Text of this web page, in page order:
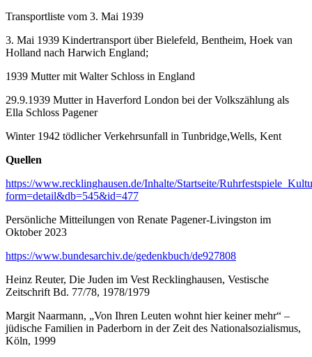
Transportliste vom 3. Mai 1939
3. Mai 1939 Kindertransport über Bielefeld, Bentheim, Hoek van
Holland nach Harwich England;
1939 Mutter mit Walter Schloss in England
29.9.1939 Mutter in Haverford London bei der Volkszählung als
Ella Schloss Pagener
Winter 1942 tödlicher Verkehrsunfall in Tunbridge,Wells, Kent
Quellen
https://www.recklinghausen.de/Inhalte/Startseite/
form=detail&db=545&id=477
Persönliche Mitteilungen von Renate Pagener-Livingston im
Oktober 2023
https://www.bundesarchiv.de/gedenkbuch/de927808
Heinz Reuter, Die Juden im Vest Recklinghausen, Vestische
Zeitschrift Bd. 77/78, 1978/1979
Margit Naarmann, „Von Ihren Leuten wohnt hier keiner mehr“ –
jüdische Familien in Paderborn in der Zeit des Nationalsozialismus,
Köln, 1999